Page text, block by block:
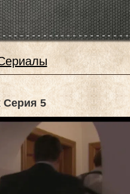
Серия 5